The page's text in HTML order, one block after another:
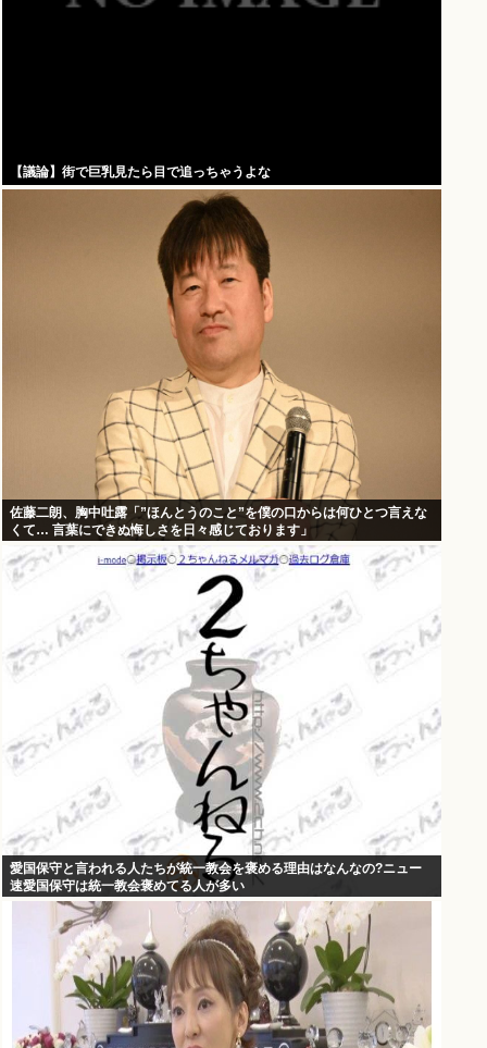
【議論】街で巨乳見たら目で追っちゃうよな
佐藤二朗、胸中吐露「”ほんとうのこと”を僕の口からは何ひとつ言えな
くて… 言葉にできぬ悔しさを日々感じております」
愛国保守と言われる人たちが統一教会を褒める理由はなんなの?ニュー
速愛国保守は統一教会褒めてる人が多い